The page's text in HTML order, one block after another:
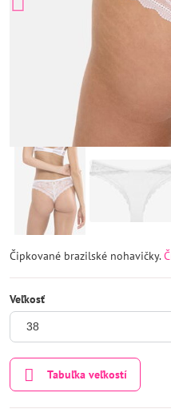
Čipkované brazilské nohavičky.
Veľkosť
Tabuľka veľkostí